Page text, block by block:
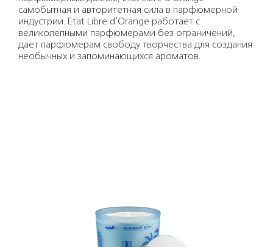
самобытная и авторитетная сила в парфюмерной
индустрии. Etat Libre d’Orange работает с
великолепными парфюмерами без ограничений,
дает парфюмерам свободу творчества для создания
необычных и запоминающихся ароматов.
Подробнее